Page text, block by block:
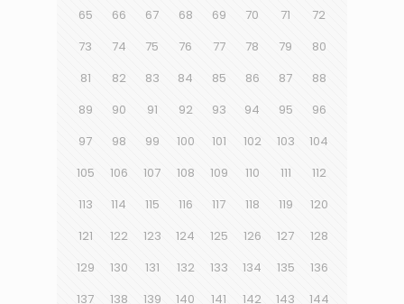
65
66 67 68 69 70 71
72
73
74 75 76 77 78 79
80
81
82 83 84 85 86 87
88
89
90 91 92 93 94 95
96
97
98 99 100 101 102 103
104
105
106 107 108 109 110 111
112
113
114 115 116 117 118 119
120
121
122 123 124 125 126 127
128
129
130 131 132 133 134 135
136
137
138 139 140 141 142 143
144